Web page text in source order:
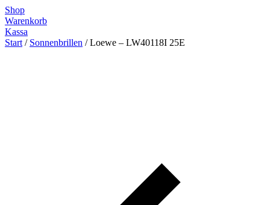
Zum
Inhalt
springen
Shop
Warenkorb
Kassa
Start / Sonnenbrillen / Loewe – LW40118I 25E